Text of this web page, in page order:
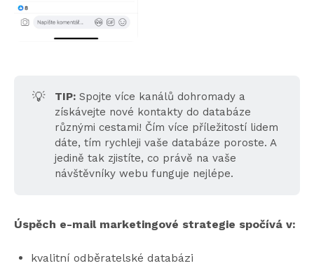
💡 TIP: Spojte více kanálů dohromady a
získávejte nové kontakty do databáze
různými cestami! Čím více příležitostí lidem
dáte, tím rychleji vaše databáze poroste. A
jedině tak zjistíte, co právě na vaše
návštěvníky webu funguje nejlépe.
Úspěch e-mail marketingové strategie spočívá v:
kvalitní odběratelské databázi